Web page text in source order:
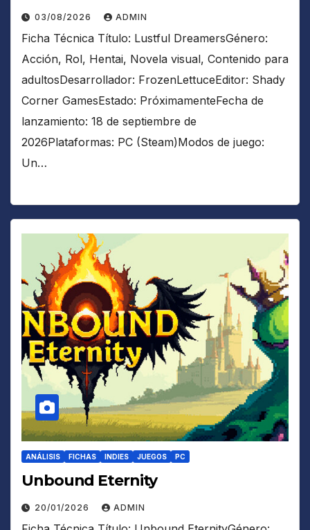
03/08/2026 ADMIN
Ficha Técnica Título: Lustful DreamersGénero:
Acción, Rol, Hentai, Novela visual, Contenido para
adultosDesarrollador: FrozenLettuceEditor: Shady
Corner GamesEstado: PróximamenteFecha de
lanzamiento: 18 de septiembre de
2026Plataformas: PC (Steam)Modos de juego:
Un…
ANÁLISIS FICHAS INDIES JUEGOS PC
Unbound Eternity
20/01/2026 ADMIN